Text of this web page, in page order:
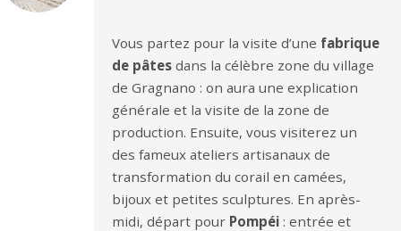
Vous partez pour la visite d’une fabrique
de pâtes dans la célèbre zone du village
de Gragnano : on aura une explication
générale et la visite de la zone de
production. Ensuite, vous visiterez un
des fameux ateliers artisanaux de
transformation du corail en camées,
bijoux et petites sculptures. En après-
midi, départ pour Pompéi : entrée et